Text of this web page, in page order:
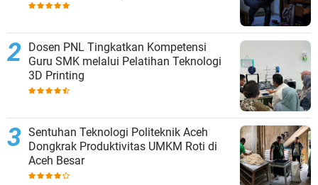
Dosen PNL Tingkatkan Kompetensi
Guru SMK melalui Pelatihan Teknologi
3D Printing
Sentuhan Teknologi Politeknik Aceh
Dongkrak Produktivitas UMKM Roti di
Aceh Besar